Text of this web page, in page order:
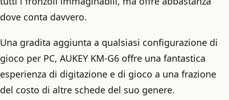
dove conta davvero.
Una gradita aggiunta a qualsiasi configurazione di
gioco per PC, AUKEY KM-G6 offre una fantastica
esperienza di digitazione e di gioco a una frazione
del costo di altre schede del suo genere.